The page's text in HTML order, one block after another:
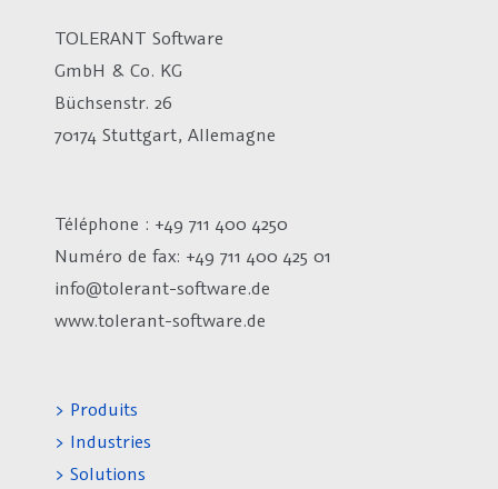
TOLERANT Software
GmbH & Co. KG
Büchsenstr. 26
70174 Stuttgart, Allemagne
Téléphone : +49 711 400 4250
Numéro de fax: +49 711 400 425 01
info@tolerant-software.de
www.tolerant-software.de
> Produits
> Industries
> Solutions